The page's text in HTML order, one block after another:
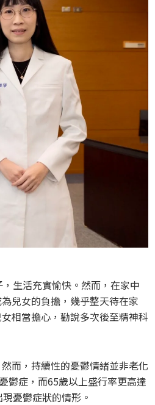
生活充實愉快。然而，在家中
兒女的負擔，幾乎整天待在家
相當擔心，勸說多次後至精神科
而，持續性的憂鬱情緒並非老化
鬱症，而65歲以上盛行率更高達
憂鬱症狀的情形。